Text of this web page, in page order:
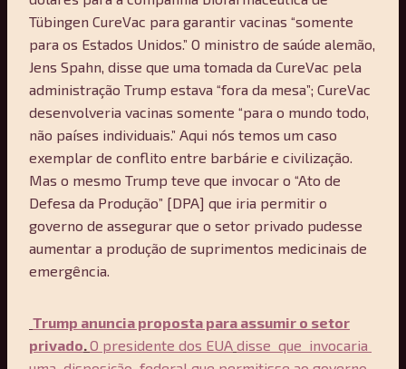
Tübingen CureVac para garantir vacinas “somente
para os Estados Unidos.” O ministro de saúde alemão,
Jens Spahn, disse que uma tomada da CureVac pela
administração Trump estava “fora da mesa”; CureVac
desenvolveria vacinas somente “para o mundo todo,
não países individuais.” Aqui nós temos um caso
exemplar de conflito entre barbárie e civilização.
Mas o mesmo Trump teve que invocar o “Ato de
Defesa da Produção” [DPA] que iria permitir o
governo de assegurar que o setor privado pudesse
aumentar a produção de suprimentos medicinais de
emergência.
Trump anuncia proposta para assumir o setor
privado.O presidente dos EUA disse que invocaria